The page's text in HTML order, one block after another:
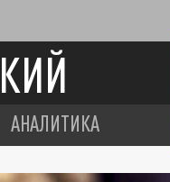
АНАЛИТИКА